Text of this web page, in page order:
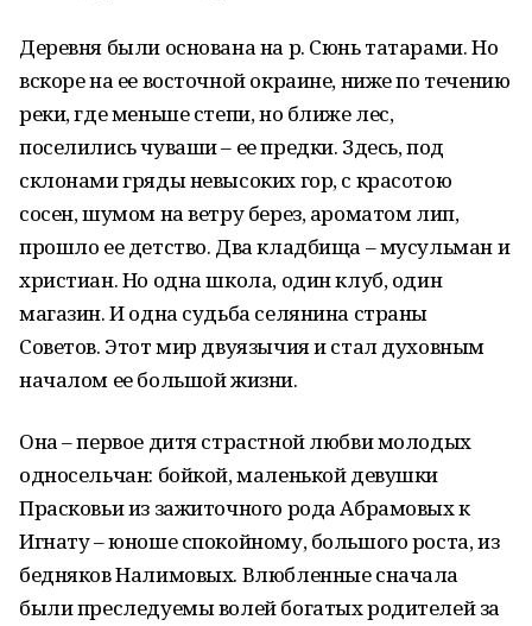
Деревня были основана на р. Сюнь татарами. Но
вскоре на ее восточной окраине, ниже по течению
реки, где меньше степи, но ближе лес,
поселились чуваши – ее предки. Здесь, под
склонами гряды невысоких гор, с красотою
сосен, шумом на ветру берез, ароматом лип,
прошло ее детство. Два кладбища – мусульман и
христиан. Но одна школа, один клуб, один
магазин. И одна судьба селянина страны
Советов. Этот мир двуязычия и стал духовным
началом ее большой жизни.
Она – первое дитя страстной любви молодых
односельчан: бойкой, маленькой девушки
Прасковьи из зажиточного рода Абрамовых к
Игнату – юноше спокойному, большого роста, из
бедняков Налимовых. Влюбленные сначала
были преследуемы волей богатых родителей за